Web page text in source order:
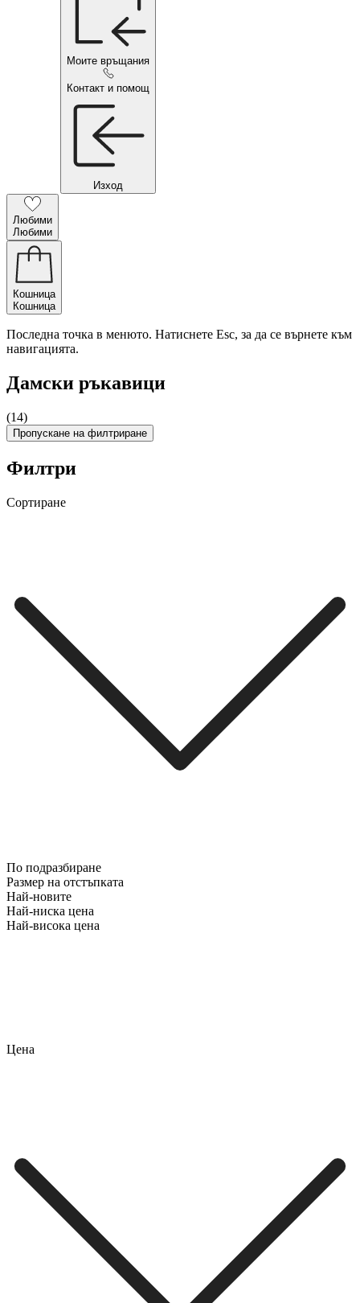
Моите връщания
Контакт и помощ
Изход
Любими
Любими
Кошница
Кошница
Последна точка в менюто. Натиснете Esc, за да се върнете към
навигацията.
Дамски ръкавици
(14)
Пропускане на филтриране
Филтри
Сортиране
По подразбиране
Размер на отстъпката
Най-новите
Най-ниска цена
Най-висока цена
Цена